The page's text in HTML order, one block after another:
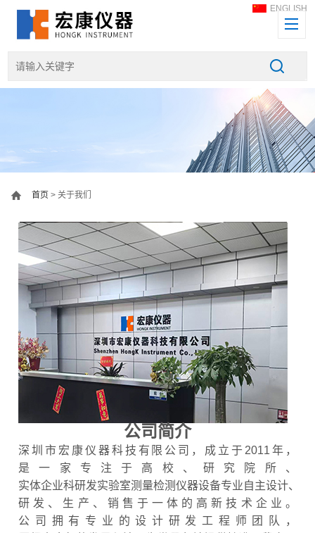
ENGLISH
首页 > 关于我们
公司简介
深圳市宏康仪器科技有限公司，成立于2011年，
是一家专注于高校、研究院所、
实体企业科研发实验室测量检测仪器设备专业自主设计、
研发、生产、销售于一体的高新技术企业。
公司拥有专业的设计研发工程师团队，